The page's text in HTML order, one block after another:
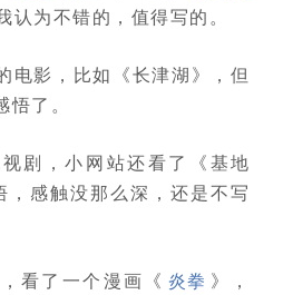
认为不错的，值得写的。
电影，比如《长津湖》，但
了。
剧，小网站还看了《基地
感触没那么深，还是不写
看了一个漫画《 炎拳 》，